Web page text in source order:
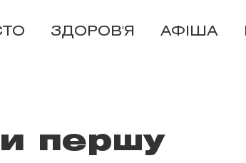
ЗДОРОВ'Я АФІША
першу